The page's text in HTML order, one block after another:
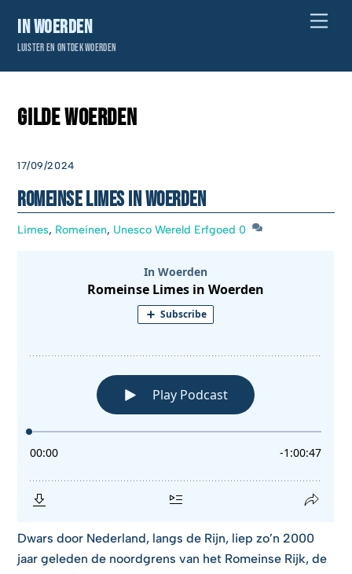
content
In Woerden
Luister en ontdek Woerden
Gilde Woerden
17/09/2024
Romeinse Limes in Woerden
Limes, Romeinen, Unesco Wereld Erfgoed 0
Dwars door Nederland, langs de Rijn, liep zo’n 2000
jaar geleden de noordgrens van het Romeinse Rijk, de